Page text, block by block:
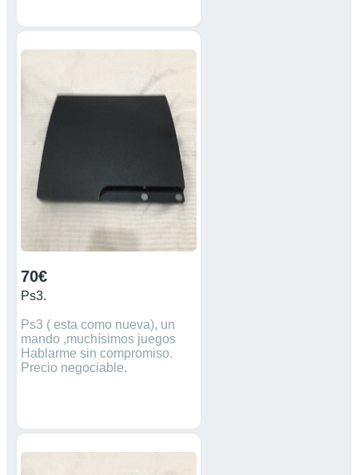
70€
Ps3.
Ps3 ( esta como nueva), un
mando ,muchísimos juegos
Hablarme sin compromiso.
Precio negociable.